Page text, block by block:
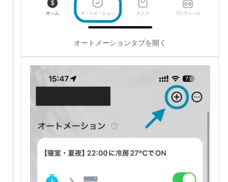
オートメーションタブを開く